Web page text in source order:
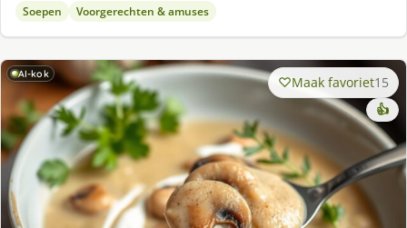
Soepen Voorgerechten & amuses
AI-kok Maak favoriet15
👍